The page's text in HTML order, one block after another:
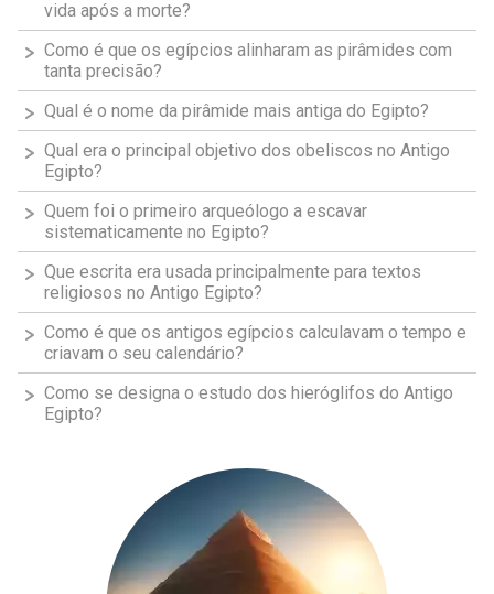
vida após a morte?
Como é que os egípcios alinharam as pirâmides com
tanta precisão?
Qual é o nome da pirâmide mais antiga do Egipto?
Qual era o principal objetivo dos obeliscos no Antigo
Egipto?
Quem foi o primeiro arqueólogo a escavar
sistematicamente no Egipto?
Que escrita era usada principalmente para textos
religiosos no Antigo Egipto?
Como é que os antigos egípcios calculavam o tempo e
criavam o seu calendário?
Como se designa o estudo dos hieróglifos do Antigo
Egipto?